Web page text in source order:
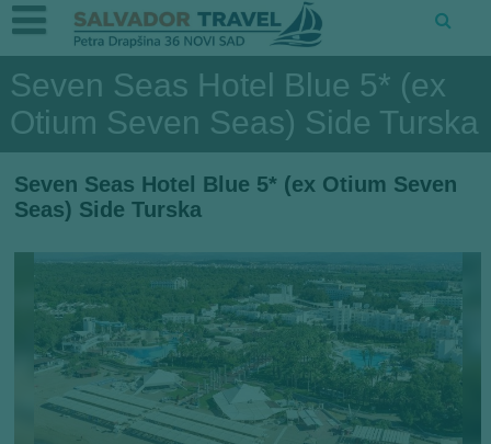
Seven Seas Hotel Blue 5* (ex
Otium Seven Seas) Side Turska
Seven Seas Hotel Blue 5* (ex Otium Seven
Seas) Side Turska